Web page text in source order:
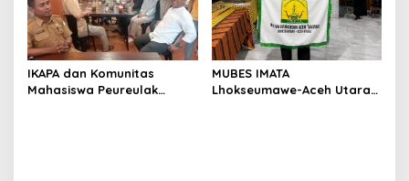
IKAPA dan Komunitas
Mahasiswa Peureulak
MUBES IMATA
Lhokseumawe-Aceh Utara